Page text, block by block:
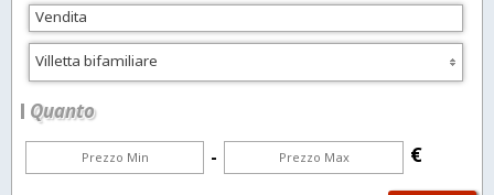
Villetta bifamiliare
Quanto
- €